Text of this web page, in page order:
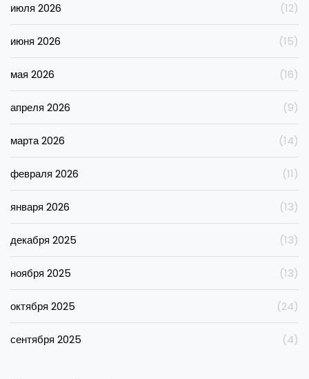
июля 2026 (12)
июня 2026 (15)
мая 2026 (16)
апреля 2026 (9)
марта 2026 (14)
февраля 2026 (11)
января 2026 (13)
декабря 2025 (13)
ноября 2025 (13)
октября 2025 (24)
сентября 2025 (4)